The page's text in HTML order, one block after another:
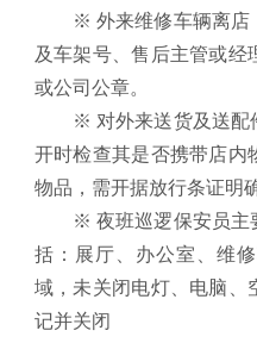
※ 外来维修车辆离店
及车架号、售后主管或经
或公司公章。
※ 对外来送货及送配
开时检查其是否携带店内
物品，需开据放行条证明
※ 夜班巡逻保安员主
括：展厅、办公室、维
域，未关闭电灯、电脑、
记并关闭